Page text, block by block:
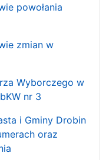
powołania
zmian w
Wyborczego w
nr 3
i Gminy Drobin
oraz